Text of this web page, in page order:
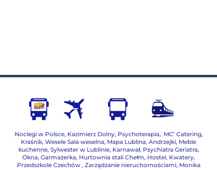
Noclegi w Polsce, Kazimierz Dolny, Psychoterapia, MC’ Catering,
Kraśnik, Wesele Sala weselna, Mapa Lublina, Andrzejki, Meble
kuchenne, Sylwester w Lublinie, Karnawał, Psychiatra Geriatra,
Okna, Garmażerka, Hurtownia stali Chełm, Hostel, Kwatery,
Przedszkole Czechów , Zarządzanie nieruchomościami, Monika